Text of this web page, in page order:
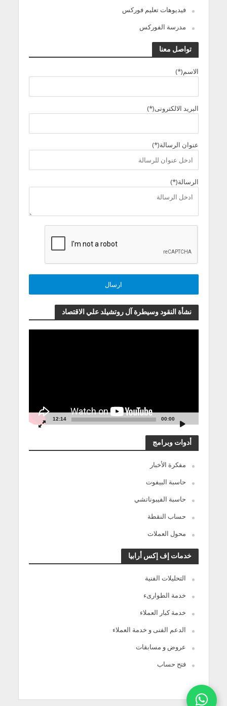
فيديوهات تعليم فوركس
مدرسة الفوركس
تواصل معنا
الاسم(*)
البريد الالكترونى(*)
عنوان الرسالة(*)
الرسالة(*)
نشأة النقود وسيطرة آل روتشيلد علي الاقتصاد
00:00
12:14
أدوات وبرامج
مفكرة الأخبار
حاسبة البيفوت
حاسبة الفيبوناتشي
حساب النقطة
محول العملات
خدمات إف إكس أرابيا
التحليلات الفنية
خدمة الطوارىء
خدمة كبار العملاء
الدعم الفنى و خدمة العملاء
عروض و مسابقات
فتح حساب